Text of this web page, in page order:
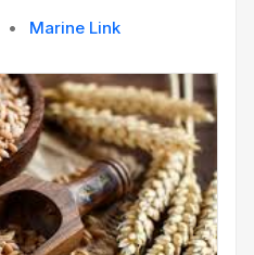
• Marine Link